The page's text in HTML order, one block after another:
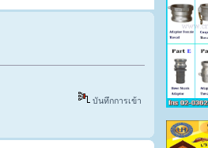
บันทึกการเข้า